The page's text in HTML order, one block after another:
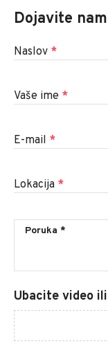
Dojavite
Naslov *
Vaše ime *
E-mail *
Lokacija *
Ubacite video